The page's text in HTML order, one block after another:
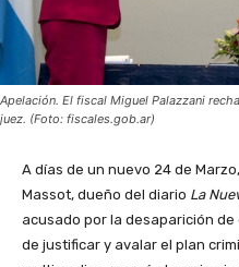
Apelación. El fiscal Miguel Palazzani
juez. (Foto: fiscales.gob.ar)
A días de un nuevo 24 de
Massot, dueño del diario La
acusado por la desaparición
de justificar y avalar el plan